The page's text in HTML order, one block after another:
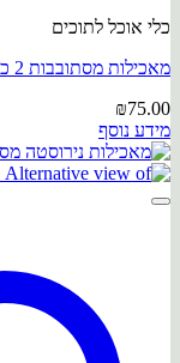
כלי אוכל לתוכים
מאכילות מסתובבות 2 כלי אוכל
₪75.00
מידע נוסף